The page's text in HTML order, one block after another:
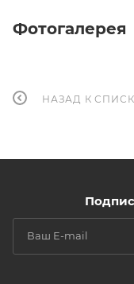
Фотогалерея
НАЗАД К